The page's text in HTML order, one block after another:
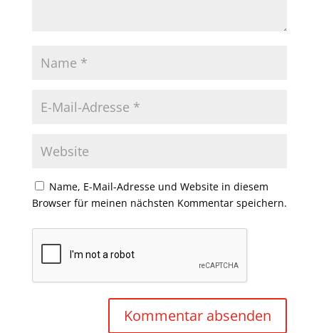
Name, E-Mail-Adresse und Website in diesem
Browser für meinen nächsten Kommentar speichern.